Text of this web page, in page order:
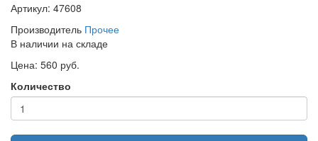
Артикул: 47608
Производитель Прочее
В наличии на складе
Цена: 560 руб.
Количество